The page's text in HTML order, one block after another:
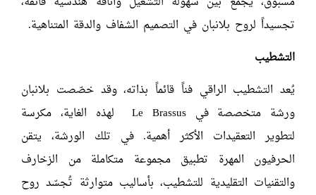
تجسيداً لروح بلانبان في التصميم الشفاف والدقة المتناهية.
التشطيب
يُعد التشطيب الراقي فناً قائماً بذاته، وقد خصّصت بلانبان
ورشة متخصصة فيLe Brassus لهذه الغاية، مكرسة
لتطوير التعقيدات الأكثر أهمية. في تلك الورشة، يتقن
الحرفيون المهرة تطبيق مجموعة متكاملة من الزخارف
والتقنيات التقليدية للتشطيب، بأساليب متوارثة تُجسّد روح